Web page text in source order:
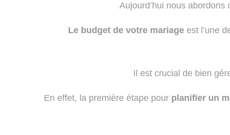
Aujourd’hui nous abordons
Le budget de votre mariage est l’une
Il est crucial de bien
En effet, la première étape pour planifier un